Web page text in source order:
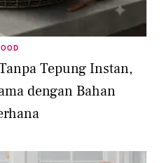
Tepung Instan,
dengan Bahan